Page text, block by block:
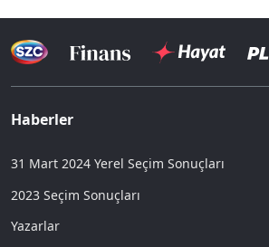
Haberler
31 Mart 2024 Yerel Seçim Sonuçları
2023 Seçim Sonuçları
Yazarlar